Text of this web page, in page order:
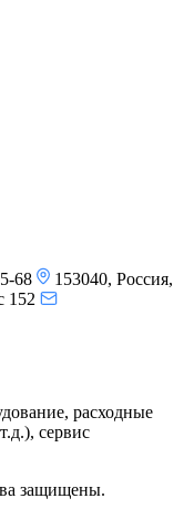
68
153040, Россия,
152
расходные
сервис
защищены.